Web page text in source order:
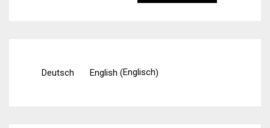
Deutsch English (Englisch)